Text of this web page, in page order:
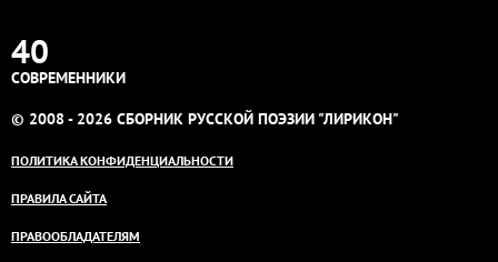
40
СОВРЕМЕННИКИ
© 2008 - 2026 СБОРНИК РУССКОЙ ПОЭЗИИ "ЛИРИКОН"
ПОЛИТИКА КОНФИДЕНЦИАЛЬНОСТИ
ПРАВИЛА САЙТА
ПРАВООБЛАДАТЕЛЯМ